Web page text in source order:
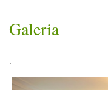
Galeria
.